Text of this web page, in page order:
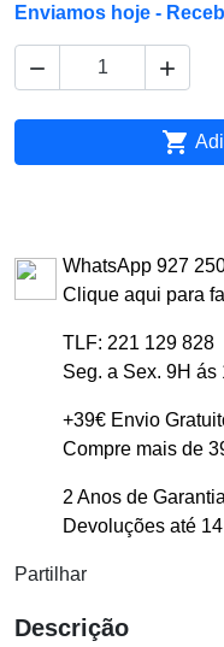
Enviamos hoje -
 

WhatsApp 927
Clique aqui para
TLF: 221 129 828
Seg. a Sex. 9H ás
+39€ Envio
Compre mais de
2 Anos de Garantia
Devoluções até
Partilhar
Descrição